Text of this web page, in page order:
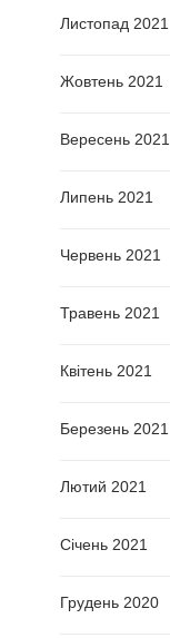
Листопад 2021
Жовтень 2021
Вересень 2021
Липень 2021
Червень 2021
Травень 2021
Квітень 2021
Березень 2021
Лютий 2021
Січень 2021
Грудень 2020